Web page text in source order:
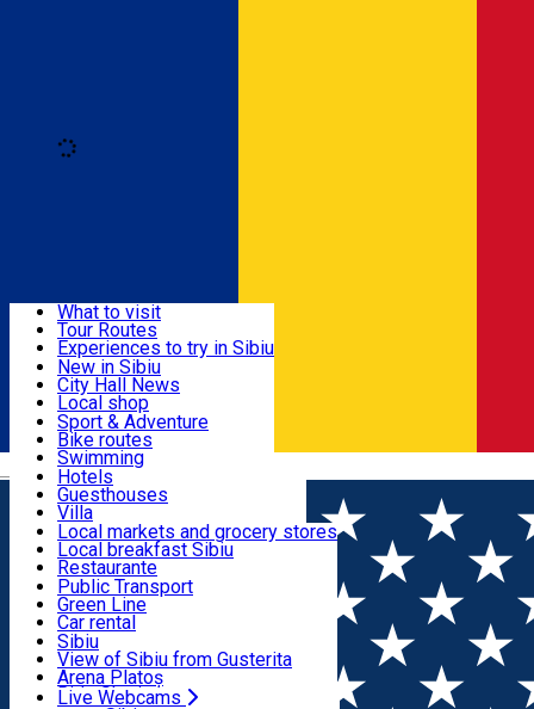
Română
Useful info
Activities & Adventure
Accommodation
Food, Drinks & Nightlife
Transport & Parking
Live Webcams
What to visit
Tour Routes
Experiences to try in Sibiu
Podcast
Culture
Museums
Churches
Parks, Zoo
County of Sibiu
New in Sibiu
City Hall News
Local shop
Sibiu artisans
Sibiul Verde
Public services
Education
How do I get to Sibiu
Tourist Info
Tour Guides
Guided tours
Publicații locale
Beauty salons
Sport & Adventure
Bike routes
Swimming
Riding
Indoor activities
Loc de joacă indoor
Loc de joacă outdoor
Ski
Ice skating
Yoga
Hotels
Guesthouses
Villa
Hostels
Motel
Camping
Renting rooms
Rooms for rent
Accommodation outside Sibiu
Local markets and grocery stores
Local breakfast Sibiu
Restaurante
Pizza
Fast Food
Coffee
Sweets
Pub, Bar
Night clubs
Bakeries
Public Transport
Green Line
Car rental
Rent a bike
Scooter rentals
Taxi
Ride Sharing
Sibiu
View of Sibiu from Gusterita
Arena Platoș
Live Webcams